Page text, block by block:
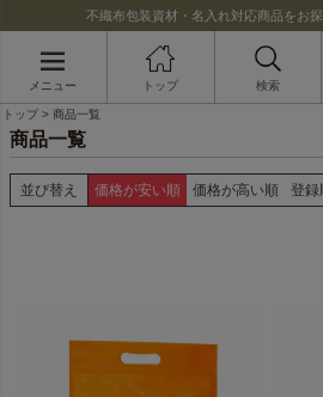
不織布包装資材・名入れ対応商品をお探
メニュー トップ 検索
トップ 商品一覧
商品一覧
並び替え 価格が安い順 価格が高い順 登録